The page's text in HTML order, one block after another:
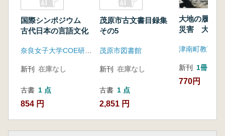
国際シンポジウム
古代日本の言語文化
新刊 在庫なし
古書 1 点
854 円
茂原市古文書目録集
その5
茂原市図書館
新刊 在庫なし
古書 1 点
2,851 円
大地の履歴
災害 大地と
津南町教育委
新刊 1冊
770円